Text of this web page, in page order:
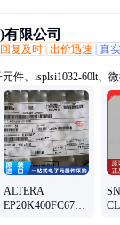
限公司
回复及时 出价迅速
真
件、isplsi1032-60lt、微
125lt100、军工电
ALTERA
EP20K400FC672-